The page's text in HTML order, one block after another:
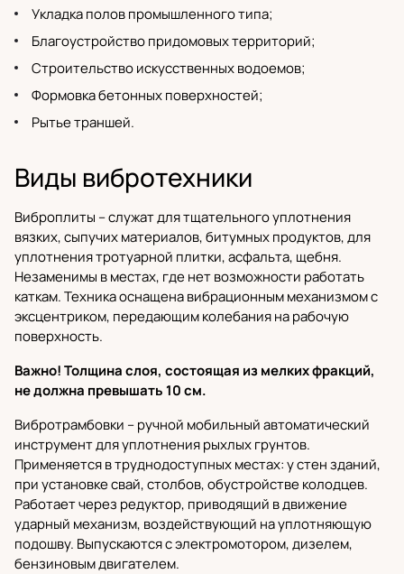
Укладка полов промышленного типа;
Благоустройство придомовых территорий;
Строительство искусственных водоемов;
Формовка бетонных поверхностей;
Рытье траншей.
Виды вибротехники
Виброплиты – служат для тщательного уплотнения
вязких, сыпучих материалов, битумных продуктов, для
уплотнения тротуарной плитки, асфальта, щебня.
Незаменимы в местах, где нет возможности работать
каткам. Техника оснащена вибрационным механизмом с
эксцентриком, передающим колебания на рабочую
поверхность.
Важно! Толщина слоя, состоящая из мелких фракций,
не должна превышать 10 см.
Вибротрамбовки – ручной мобильный автоматический
инструмент для уплотнения рыхлых грунтов.
Применяется в труднодоступных местах: у стен зданий,
при установке свай, столбов, обустройстве колодцев.
Работает через редуктор, приводящий в движение
ударный механизм, воздействующий на уплотняющую
подошву. Выпускаются с электромотором, дизелем,
бензиновым двигателем.